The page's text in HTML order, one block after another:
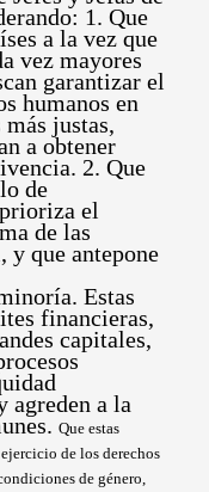
1. Que
a la vez que
vez mayores
garantizar el
humanos en
justas,
a obtener
2. Que
de
el
de las
y que antepone
Estas
financieras,
capitales,
agreden a la
Que estas
de los derechos
de género,